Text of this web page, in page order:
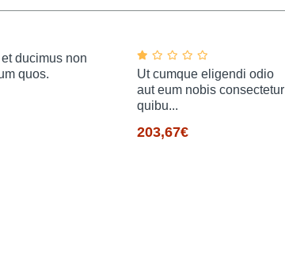
ducimus non
quos.
Ut cumque eligendi odio
aut eum nobis consectetur
quibu...
203,67€